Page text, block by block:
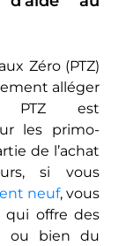
Zéro (PTZ)
alléger
PTZ est
les primo-
de l’achat
si vous
neuf, vous
qui offre des
ou bien du